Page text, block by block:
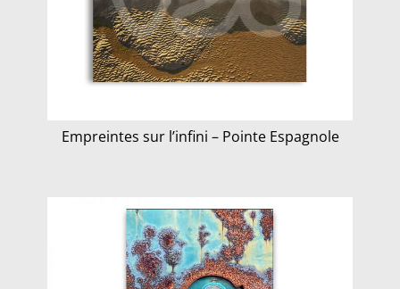
Empreintes sur l’infini – Pointe Espagnole